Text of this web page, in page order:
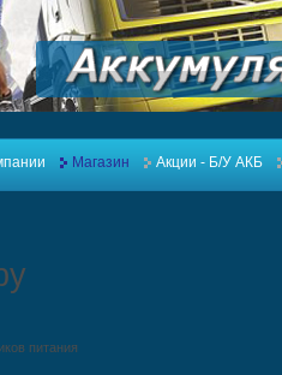
Магазин Акции - Б/У АКБ
питания